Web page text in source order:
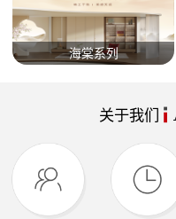
海棠系列
关于我们